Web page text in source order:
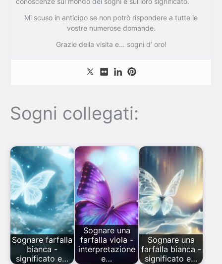
Mi scuso in anticipo se non potrò rispondere a tutte le
vostre numerose domande.
Grazie della visita e… sogni d’ oro!
Sogni collegati:
Sognare farfalla
bianca -
significato e…
Sognare una
farfalla viola -
interpretazione
e…
Sognare una
farfalla bianca -
significato e…